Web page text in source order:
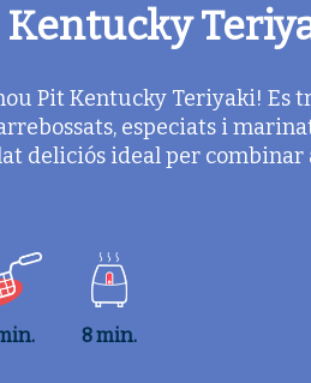
Pit Kentucky Teriyaki! Es
especiats i
deliciós ideal per combinar
8 min.